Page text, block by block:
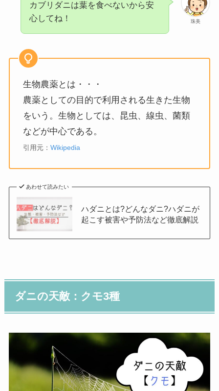
珠美
カブリダニは葉を食べないから安
心してね！
生物農薬とは・・・
農薬としての目的で利用される生きた生物
をいう。生物としては、昆虫、線虫、菌類
などが中心である。
引用元： Wikipedia
あわせて読みたい
ハダニとは?どんなダニ?ハダニが
起こす被害や予防法など徹底解説
ダニの天敵：クモ3種